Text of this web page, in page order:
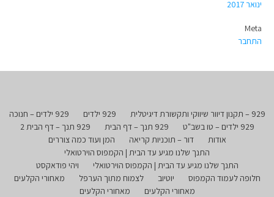
ינואר 2017
Meta
התחבר
929 – תקנון דיוור שיווקי ותקשורת דיגיטלית 929 ילדים
929 ילדים – חנוכה
929 ילדים – טו בשב"ט
929 תנך – דף הבית
929 תנך – דף הבית 2
אודות
דור – תוכניות קריאה
המן ועוד כמה צוררים
התנך שלנו מגיע עד הבית | הקמפוס הוירטואלי
התנך שלנו מגיע עד הבית | הקמפוס הוירטואלי
ויהי פודאקסט
חלופה לעמוד הקמפוס
יוטיוב לצמוח מתוך הערפל
מאחורי הקלעים
מאחורי הקלעים
מאחורי הקלעים